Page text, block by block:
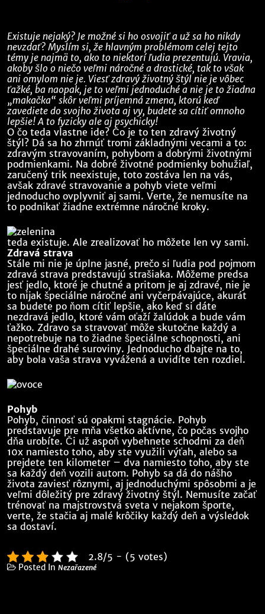
Existuje nejaký? Je možné si ho osvojiť a už sa ho nikdy
nevzdať? Myslím si, že hlavným problémom celej tejto
témy je najmä to, ako to niektorí ľudia prezentujú. Vravia,
akoby šlo o niečo veľmi náročné a drastické, tak to však
ani omylom nie je. Viesť zdravý životný štýl nie je vôbec
ťažké, ba naopak, je to veľmi jednoduché a nie je to žiadna
„makačka“ skôr veľmi príjemná zmena, ktorú keď
zavediete do svojho života aj vy, budete sa cítiť omnoho
lepšie! A to fyzicky ale aj psychicky!
O čo teda vlastne ide? Čo je to ten zdravý životný
štýl? Dá sa ho zhrnúť tromi základnými vecami a to:
zdravým stravovaním, pohybom a dobrými životnými
podmienkami. Na dobré životné podmienky bohužiaľ,
zaručený trik neexistuje, toto zostáva len na vás,
avšak zdravé stravovanie a pohyb viete veľmi
jednoducho ovplyvniť aj sami. Verte, že nemusíte na
to podnikať žiadne extrémne náročné kroky.
teda existuje. Ale zrealizovať ho môžete len vy sami.
Zdravá strava
Stále mi nie je úplne jasné, prečo si ľudia pod pojmom
zdravá strava predstavujú strašiaka. Môžeme predsa
jesť jedlo, ktoré je chutné a pritom je aj zdravé, nie je
to nijak špeciálne náročné ani vyčerpávajúce, akurát
sa budete po ňom cítiť lepšie, ako keď si dáte
nezdravá jedlo, ktoré vám oťaží žalúdok a bude vám
ťažko. Zdravo sa stravovať môže skutočne každý a
nepotrebuje na to žiadne špeciálne schopnosti, ani
špeciálne drahé suroviny. Jednoducho dbajte na to,
aby bola vaša strava vyvážená a uvidíte ten rozdiel.
Pohyb
Pohyb, činnosť sú opakmi stagnácie. Pohyb
predstavuje pre mňa všetko aktívne, čo počas svojho
dňa urobíte. Či už aspoň vybehnete schodmi za deň
10x namiesto toho, aby ste využili výťah, alebo sa
prejdete ten kilometer – dva namiesto toho, aby ste
sa každý deň vozili autom. Pohyb sa dá do nášho
života zaviesť rôznymi, aj jednoduchými spôsobmi a je
veľmi dôležitý pre zdravý životný štýl. Nemusíte začať
trénovať na majstrovstvá sveta v nejakom športe,
verte, že stačia aj malé krôčiky každý deň a výsledok
sa dostaví.
2.8/5 - (5 votes)
Posted In Nezařazené